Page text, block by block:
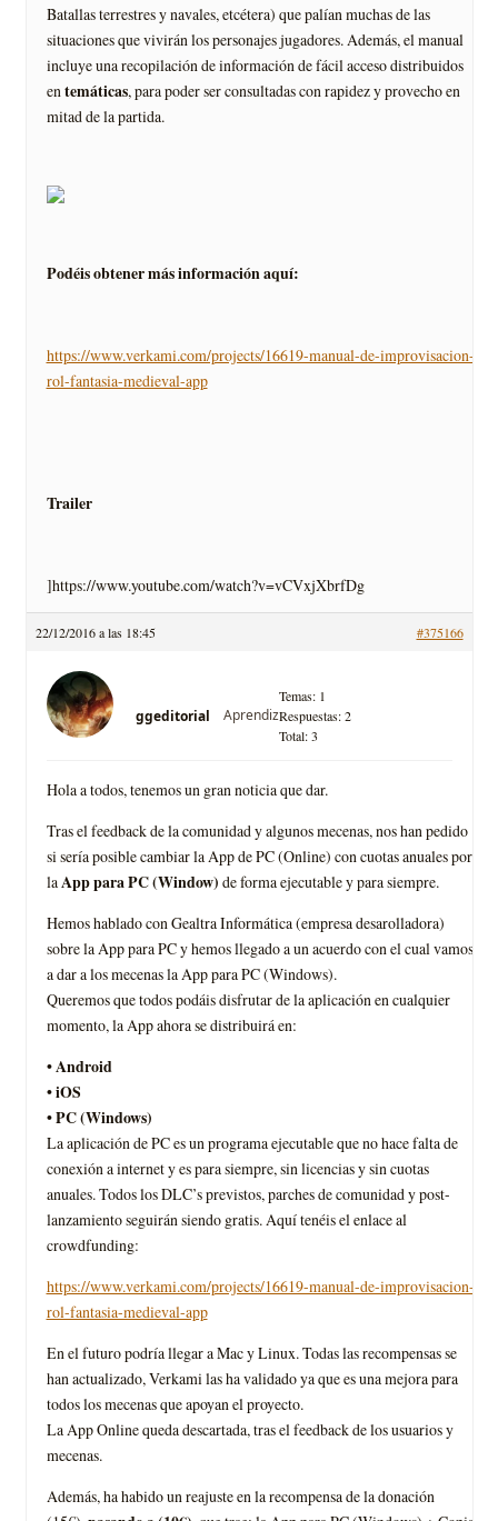
Batallas terrestres y navales, etcétera) que palían muchas de las
situaciones que vivirán los personajes jugadores. Además, el manual
incluye una recopilación de información de fácil acceso distribuidos
entemáticas, para poder ser consultadas con rapidez y provecho en
mitad de la partida.
Podéis obtener más información aquí:
https://www.verkami.com/projects/16619-manual-de-improvisacion-
rol-fantasia-medieval-app
Trailer
]https://www.youtube.com/watch?v=vCVxjXbrfDg
22/12/2016 a las 18:45 #375166
ggeditorial Aprendiz
Temas: 1
Respuestas: 2
Total: 3
Hola a todos, tenemos un gran noticia que dar.
Tras el feedback de la comunidad y algunos mecenas, nos han pedido
si sería posible cambiar la App de PC (Online) con cuotas anuales por
laApp para PC (Window) de forma ejecutable y para siempre.
Hemos hablado con Gealtra Informática (empresa desarolladora)
sobre la App para PC y hemos llegado a un acuerdo con el cual vamos
a dar a los mecenas la App para PC (Windows).
Queremos que todos podáis disfrutar de la aplicación en cualquier
momento, la App ahora se distribuirá en:
• Android
• iOS
• PC (Windows)
La aplicación de PC es un programa ejecutable que no hace falta de
conexión a internet y es para siempre, sin licencias y sin cuotas
anuales. Todos los DLC’s previstos, parches de comunidad y post-
lanzamiento seguirán siendo gratis. Aquí tenéis el enlace al
crowdfunding:
https://www.verkami.com/projects/16619-manual-de-improvisacion-
rol-fantasia-medieval-app
En el futuro podría llegar a Mac y Linux. Todas las recompensas se
han actualizado, Verkami las ha validado ya que es una mejora para
todos los mecenas que apoyan el proyecto.
La App Online queda descartada, tras el feedback de los usuarios y
mecenas.
Además, ha habido un reajuste en la recompensa de la donación